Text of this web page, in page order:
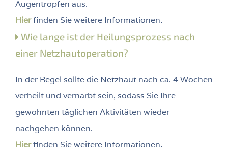
Augentropfen aus.
Hierfinden Sie weitere Informationen.
Wie lange ist der Heilungsprozess nach
einer Netzhautoperation?
In der Regel sollte die Netzhaut nach ca. 4 Wochen
verheilt und vernarbt sein, sodass Sie Ihre
gewohnten täglichen Aktivitäten wieder
nachgehen können.
Hierfinden Sie weitere Informationen.